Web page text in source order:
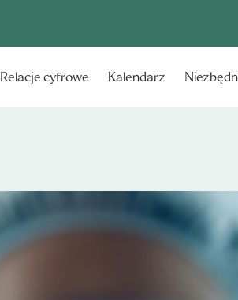
Relacje cyfrowe Kalendarz